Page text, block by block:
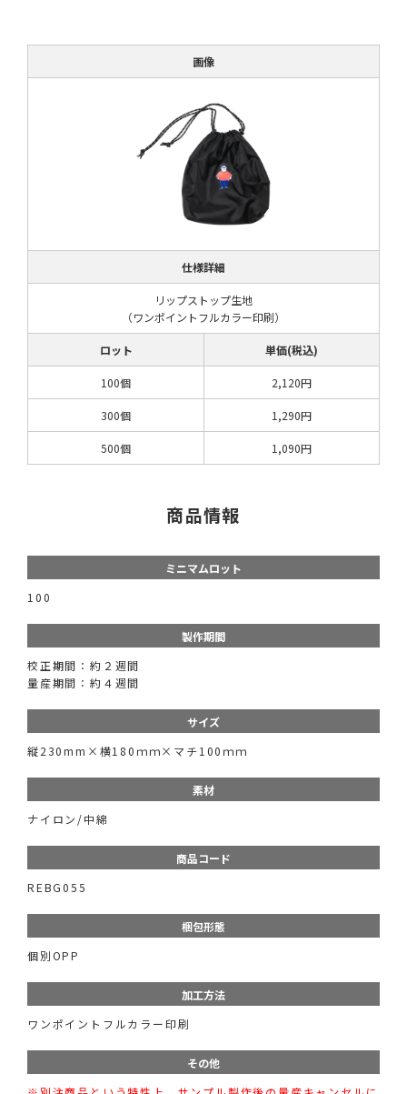
画像
仕様詳細
リップストップ生地
（ワンポイントフルカラー印刷）
ロット 単価(税込)
100個 2,120円
300個 1,290円
500個 1,090円
商品情報
ミニマムロット
100
製作期間
校正期間：約２週間
量産期間：約４週間
サイズ
縦230mm×横180ｍｍ×マチ100ｍｍ
素材
ナイロン/中綿
商品コード
REBG055
梱包形態
個別OPP
加工方法
ワンポイントフルカラー印刷
その他